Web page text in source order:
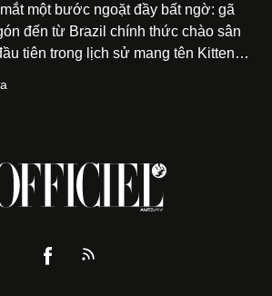
một bước ngoặt đầy bất ngờ: gã
đến từ Brazil chính thức chào sân
tiên trong lịch sử mang tên Kitten